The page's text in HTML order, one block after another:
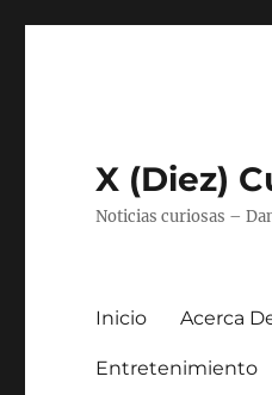
X (Diez)
Noticias curiosas –
Inicio Acerca
Entretenimiento